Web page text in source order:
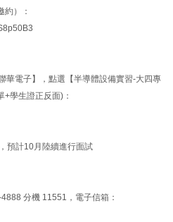
）：
華電子】，點選【半導體設備實習-大四專
學生證正反面)：
預計10月陸續進行面試
分機 11551，電子信箱：